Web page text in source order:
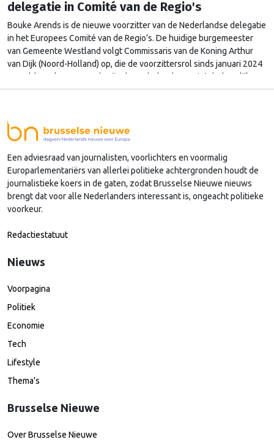
delegatie in Comité van de Regio's
Bouke Arends is de nieuwe voorzitter van de Nederlandse delegatie
in het Europees Comité van de Regio’s. De huidige burgemeester
van Gemeente Westland volgt Commissaris van de Koning Arthur
van Dijk (Noord-Holland) op, die de voorzittersrol sinds januari 2024
vervulde. Volgens Arends zijn de Nederlandse regio’s behoorlijk
Een adviesraad van journalisten, voorlichters en voormalig
Europarlementariërs van allerlei politieke achtergronden houdt de
journalistieke koers in de gaten, zodat Brusselse Nieuwe nieuws
brengt dat voor alle Nederlanders interessant is, ongeacht politieke
voorkeur.
Redactiestatuut
Nieuws
Voorpagina
Politiek
Economie
Tech
Lifestyle
Thema’s
Brusselse Nieuwe
Over Brusselse Nieuwe